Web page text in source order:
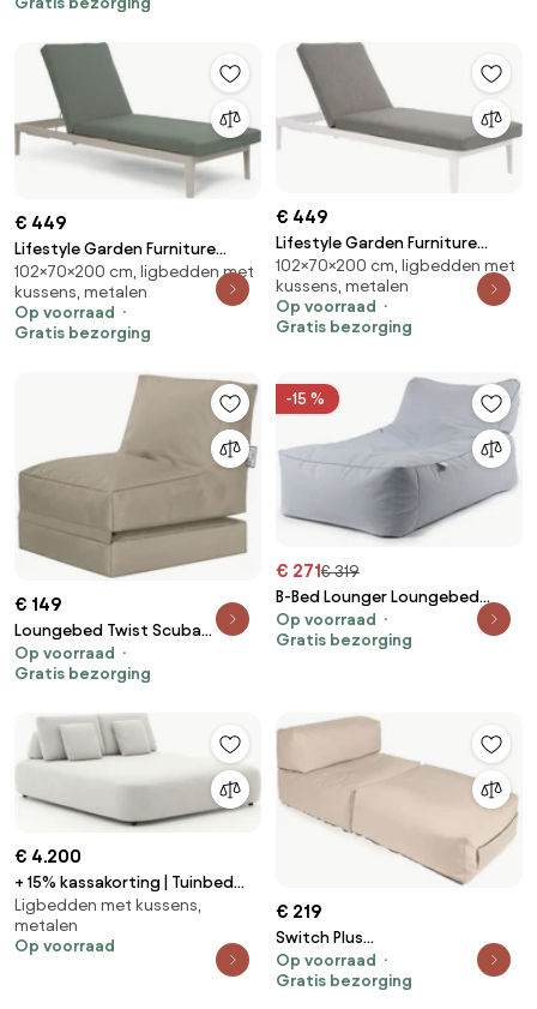
€ 449
Lifestyle Garden Furniture
Mateo Ligbed Met Kussen
Loft/moss Green Aluminium
Taupe
102×70×200 cm, ligbedden met
kussens, metalen
Op voorraad
Gratis bezorging
€ 449
Lifestyle Garden Furniture
Mateo Ligbed Met Kussen
Wit/dark Grey Aluminium Wit
102×70×200 cm, ligbedden met
kussens, metalen
Op voorraad
Gratis bezorging
€ 149
Loungebed Twist Scuba
Outdoor - Taupe
Op voorraad
Gratis bezorging
-15 %
€ 271€ 319
B-Bed Lounger Loungebed
Outdoor - Pastel Blauw
Op voorraad
Gratis bezorging
€ 4.200
+ 15% kassakorting | Tuinbed
SUNS | Aluminium | Grijs -
Antraciet | Ligstoel tuin |
Strandbed | Kees Smit
Ligbedden met kussens,
metalen
Op voorraad
€ 219
Switch Plus
Loungebed Outdoor - Beige
Op voorraad
Gratis bezorging